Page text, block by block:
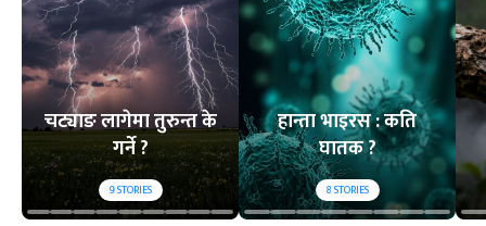
चट्याङ लागेमा तुरुन्त के
गर्ने ?
9STORIES
हान्ता भाइरस : कति
घातक ?
8STORIES